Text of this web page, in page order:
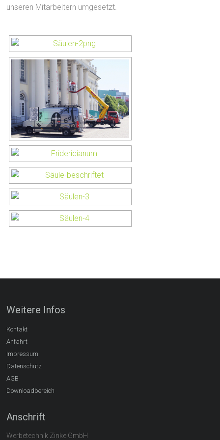
unseren Mitarbeitern umgesetzt.
Weitere Infos
Kontakt
Anfahrt
Impressum
Datenschutz
AGB
Downloadbereich
Anschrift
Werbetechnik Zinke GmbH